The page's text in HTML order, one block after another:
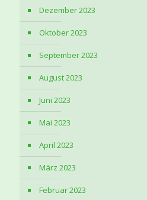
Dezember 2023
Oktober 2023
September 2023
August 2023
Juni 2023
Mai 2023
April 2023
März 2023
Februar 2023